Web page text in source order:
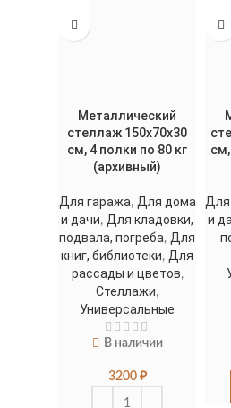
Металлический
стеллаж 150x70x30
см, 4 полки по 80 кг
(архивный)
Для гаража, Для дома
и дачи, Для кладовки,
подвала, погреба, Для
книг, библиотеки, Для
рассады и цветов,
Стеллажи,
Универсальные
В наличии
3200 ₽
Для
и